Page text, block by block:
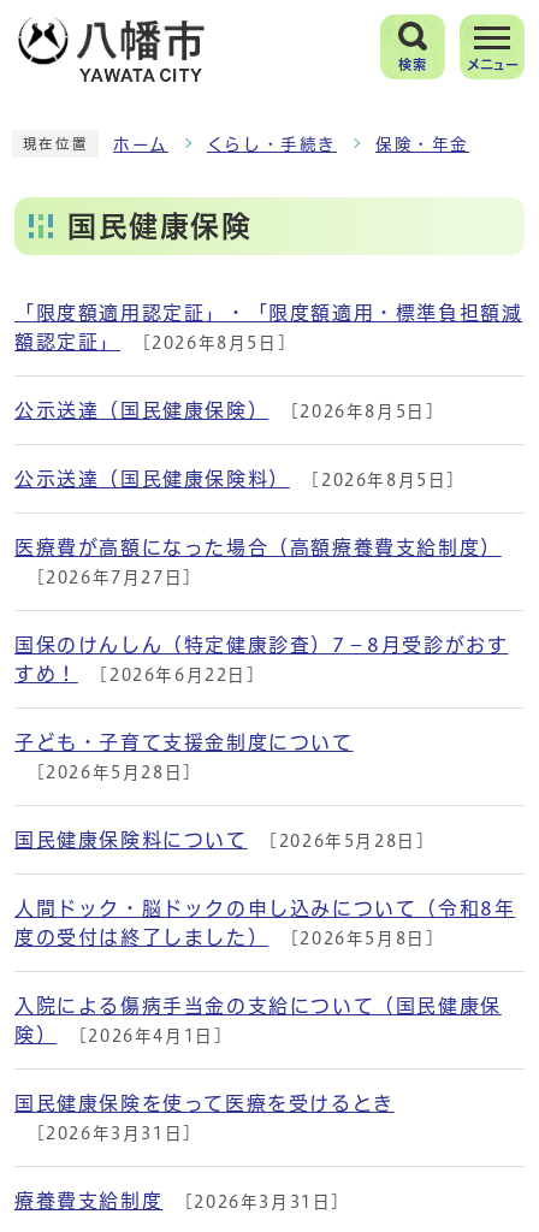
検索 メニュー
現在位置 ホーム くらし・手続き 保険・年金
国民健康保険
メインメニュー
「限度額適用認定証」・「限度額適用・標準負担額減
額認定証」
[2026年8月5日]
公示送達（国民健康保険） [2026年8月5日]
公示送達（国民健康保険料） [2026年8月5日]
医療費が高額になった場合（高額療養費支給制度）
[2026年7月27日]
国保のけんしん（特定健康診査）7－8月受診がおす
すめ！
[2026年6月22日]
子ども・子育て支援金制度について
[2026年5月28日]
国民健康保険料について [2026年5月28日]
人間ドック・脳ドックの申し込みについて（令和8年
度の受付は終了しました）
[2026年5月8日]
入院による傷病手当金の支給について（国民健康保
険）
[2026年4月1日]
国民健康保険を使って医療を受けるとき
[2026年3月31日]
療養費支給制度 [2026年3月31日]